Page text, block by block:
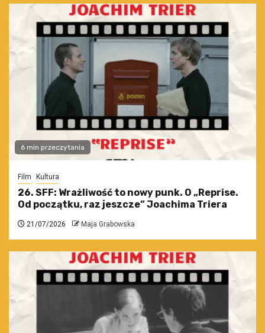
6 min przeczytania
Film Kultura
26. SFF: Wrażliwość to nowy punk. O „Reprise.
Od początku, raz jeszcze” Joachima Triera
21/07/2026 Maja Grabowska